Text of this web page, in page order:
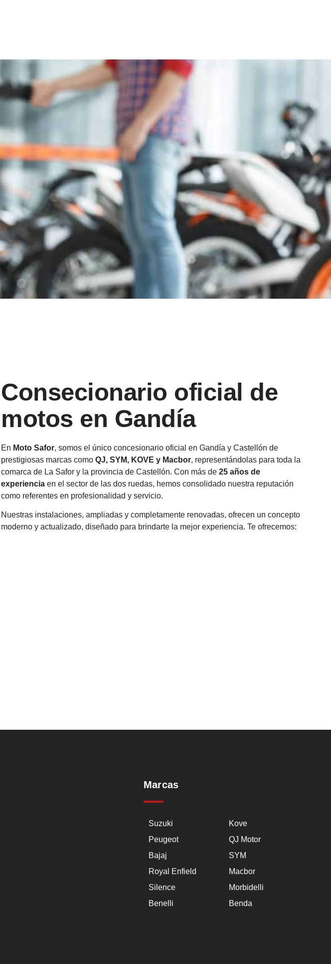
Consecionario oficial de
motos en Gandía
En Moto Safor, somos el único concesionario oficial en Gandía y Castellón de
prestigiosas marcas como QJ, SYM, KOVE y Macbor, representándolas para toda la
comarca de La Safor y la provincia de Castellón. Con más de 25 años de
experiencia en el sector de las dos ruedas, hemos consolidado nuestra reputación
como referentes en profesionalidad y servicio.
Nuestras instalaciones, ampliadas y completamente renovadas, ofrecen un concepto
moderno y actualizado, diseñado para brindarte la mejor experiencia. Te ofrecemos:
Marcas
Suzuki
Peugeot
Bajaj
Royal Enfield
Silence
Benelli
Kove
QJ Motor
SYM
Macbor
Morbidelli
Benda